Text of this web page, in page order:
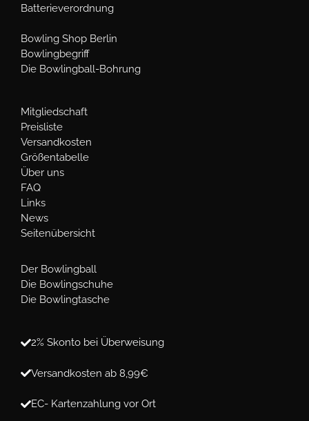
Batterieverordnung
Bowling Shop Berlin
Bowlingbegriff
Die Bowlingball-Bohrung
Mitgliedschaft
Preisliste
Versandkosten
Größentabelle
Über uns
FAQ
Links
News
Seitenübersicht
Der Bowlingball
Die Bowlingschuhe
Die Bowlingtasche
2% Skonto bei Überweisung
Versandkosten ab 8,99€
EC- Kartenzahlung vor Ort